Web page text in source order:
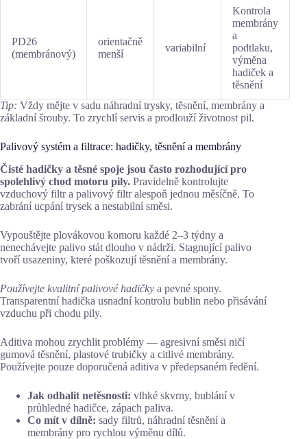
PD26
(membránový)
orientačně
menší
variabilní
Kontrola
membrány
a
podtlaku,
výměna
hadiček a
těsnění
Tip: Vždy mějte v sadu náhradní trysky, těsnění, membrány a
základní šrouby. To zrychlí servis a prodlouží životnost pil.
Palivový systém a filtrace: hadičky, těsnění a membrány
Čisté hadičky a těsné spoje jsou často rozhodující pro
spolehlivý chod motoru pily. Pravidelně kontrolujte
vzduchový filtr a palivový filtr alespoň jednou měsíčně. To
zabrání ucpání trysek a nestabilní směsi.
Vypouštějte plovákovou komoru každé 2–3 týdny a
nenechávejte palivo stát dlouho v nádrži. Stagnující palivo
tvoří usazeniny, které poškozují těsnění a membrány.
Používejte kvalitní palivové hadičky a pevné spony.
Transparentní hadička usnadní kontrolu bublin nebo přisávání
vzduchu při chodu pily.
Aditiva mohou zrychlit problémy — agresivní směsi ničí
gumová těsnění, plastové trubičky a citlivé membrány.
Používejte pouze doporučená aditiva v předepsaném ředění.
Jak odhalit netěsnosti: vlhké skvrny, bublání v
průhledné hadičce, zápach paliva.
Co mít v dílně: sady filtrů, náhradní těsnění a
membrány pro rychlou výměnu dílů.